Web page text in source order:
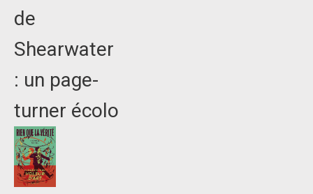
de
Shearwater
: un page-
turner écolo